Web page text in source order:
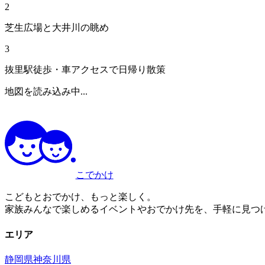
2
芝生広場と大井川の眺め
3
抜里駅徒歩・車アクセスで日帰り散策
地図を読み込み中...
こでかけ
こどもとおでかけ、もっと楽しく。
家族みんなで楽しめるイベントやおでかけ先を、手軽に見つ
エリア
静岡県神奈川県